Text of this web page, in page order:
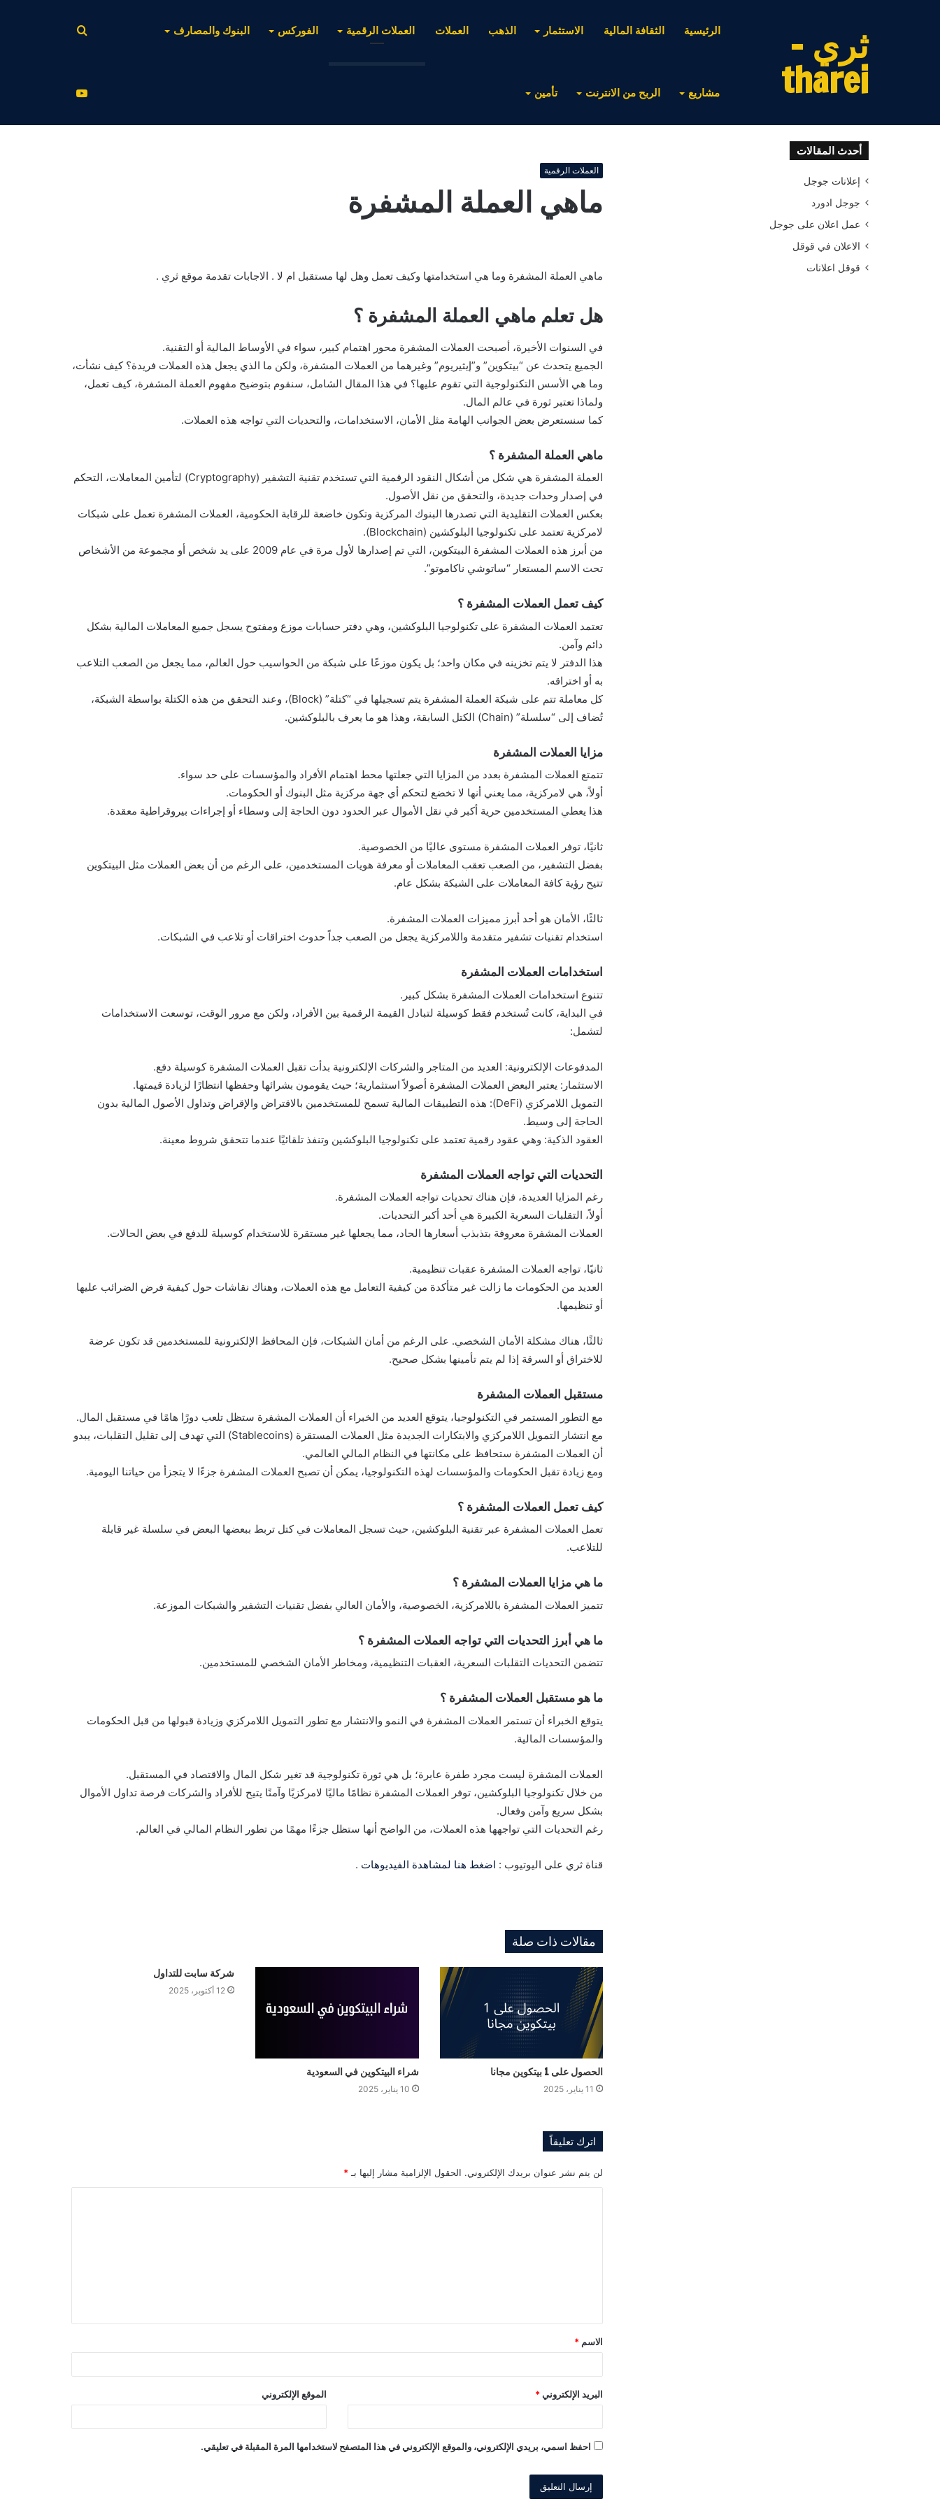
ثري -
tharei
الرئيسية الثقافة المالية الاستثمار الذهب العملات العملات الرقمية الفوركس البنوك والمصارف
مشاريع الربح من الانترنت تأمين عن
العملات الرقمية
ماهي العملة المشفرة
ماهي العملة المشفرة وما هي استخدامتها وكيف تعمل وهل لها مستقبل ام لا . الاجابات تقدمة موقع ثري .
هل تعلم ماهي العملة المشفرة ؟
في السنوات الأخيرة، أصبحت العملات المشفرة محور اهتمام كبير، سواء في الأوساط المالية أو التقنية.
الجميع يتحدث عن “بيتكوين” و”إيثيريوم” وغيرهما من العملات المشفرة، ولكن ما الذي يجعل هذه العملات فريدة؟ كيف نشأت،
وما هي الأسس التكنولوجية التي تقوم عليها؟ في هذا المقال الشامل، سنقوم بتوضيح مفهوم العملة المشفرة، كيف تعمل،
ولماذا تعتبر ثورة في عالم المال.
كما سنستعرض بعض الجوانب الهامة مثل الأمان، الاستخدامات، والتحديات التي تواجه هذه العملات.
ماهي العملة المشفرة ؟
العملة المشفرة هي شكل من أشكال النقود الرقمية التي تستخدم تقنية التشفير (Cryptography) لتأمين المعاملات، التحكم
في إصدار وحدات جديدة، والتحقق من نقل الأصول.
بعكس العملات التقليدية التي تصدرها البنوك المركزية وتكون خاضعة للرقابة الحكومية، العملات المشفرة تعمل على شبكات
لامركزية تعتمد على تكنولوجيا البلوكشين (Blockchain).
من أبرز هذه العملات المشفرة البيتكوين، التي تم إصدارها لأول مرة في عام 2009 على يد شخص أو مجموعة من الأشخاص
تحت الاسم المستعار “ساتوشي ناكاموتو”.
كيف تعمل العملات المشفرة ؟
تعتمد العملات المشفرة على تكنولوجيا البلوكشين، وهي دفتر حسابات موزع ومفتوح يسجل جميع المعاملات المالية بشكل
دائم وآمن.
هذا الدفتر لا يتم تخزينه في مكان واحد؛ بل يكون موزعًا على شبكة من الحواسيب حول العالم، مما يجعل من الصعب التلاعب
به أو اختراقه.
كل معاملة تتم على شبكة العملة المشفرة يتم تسجيلها في “كتلة” (Block)، وعند التحقق من هذه الكتلة بواسطة الشبكة،
تُضاف إلى “سلسلة” (Chain) الكتل السابقة، وهذا هو ما يعرف بالبلوكشين.
مزايا العملات المشفرة
تتمتع العملات المشفرة بعدد من المزايا التي جعلتها محط اهتمام الأفراد والمؤسسات على حد سواء.
أولاً، هي لامركزية، مما يعني أنها لا تخضع لتحكم أي جهة مركزية مثل البنوك أو الحكومات.
هذا يعطي المستخدمين حرية أكبر في نقل الأموال عبر الحدود دون الحاجة إلى وسطاء أو إجراءات بيروقراطية معقدة.
ثانيًا، توفر العملات المشفرة مستوى عاليًا من الخصوصية.
بفضل التشفير، من الصعب تعقب المعاملات أو معرفة هويات المستخدمين، على الرغم من أن بعض العملات مثل البيتكوين
تتيح رؤية كافة المعاملات على الشبكة بشكل عام.
ثالثًا، الأمان هو أحد أبرز مميزات العملات المشفرة.
استخدام تقنيات تشفير متقدمة واللامركزية يجعل من الصعب جداً حدوث اختراقات أو تلاعب في الشبكات.
استخدامات العملات المشفرة
تتنوع استخدامات العملات المشفرة بشكل كبير.
في البداية، كانت تُستخدم فقط كوسيلة لتبادل القيمة الرقمية بين الأفراد، ولكن مع مرور الوقت، توسعت الاستخدامات
لتشمل:
المدفوعات الإلكترونية: العديد من المتاجر والشركات الإلكترونية بدأت تقبل العملات المشفرة كوسيلة دفع.
الاستثمار: يعتبر البعض العملات المشفرة أصولاً استثمارية؛ حيث يقومون بشرائها وحفظها انتظارًا لزيادة قيمتها.
التمويل اللامركزي (DeFi): هذه التطبيقات المالية تسمح للمستخدمين بالاقتراض والإقراض وتداول الأصول المالية بدون
الحاجة إلى وسيط.
العقود الذكية: وهي عقود رقمية تعتمد على تكنولوجيا البلوكشين وتنفذ تلقائيًا عندما تتحقق شروط معينة.
التحديات التي تواجه العملات المشفرة
رغم المزايا العديدة، فإن هناك تحديات تواجه العملات المشفرة.
أولاً، التقلبات السعرية الكبيرة هي أحد أكبر التحديات.
العملات المشفرة معروفة بتذبذب أسعارها الحاد، مما يجعلها غير مستقرة للاستخدام كوسيلة للدفع في بعض الحالات.
ثانيًا، تواجه العملات المشفرة عقبات تنظيمية.
العديد من الحكومات ما زالت غير متأكدة من كيفية التعامل مع هذه العملات، وهناك نقاشات حول كيفية فرض الضرائب عليها
أو تنظيمها.
ثالثًا، هناك مشكلة الأمان الشخصي. على الرغم من أمان الشبكات، فإن المحافظ الإلكترونية للمستخدمين قد تكون عرضة
للاختراق أو السرقة إذا لم يتم تأمينها بشكل صحيح.
مستقبل العملات المشفرة
مع التطور المستمر في التكنولوجيا، يتوقع العديد من الخبراء أن العملات المشفرة ستظل تلعب دورًا هامًا في مستقبل المال.
مع انتشار التمويل اللامركزي والابتكارات الجديدة مثل العملات المستقرة (Stablecoins) التي تهدف إلى تقليل التقلبات، يبدو
أن العملات المشفرة ستحافظ على مكانتها في النظام المالي العالمي.
ومع زيادة تقبل الحكومات والمؤسسات لهذه التكنولوجيا، يمكن أن تصبح العملات المشفرة جزءًا لا يتجزأ من حياتنا اليومية.
كيف تعمل العملات المشفرة ؟
تعمل العملات المشفرة عبر تقنية البلوكشين، حيث تسجل المعاملات في كتل تربط ببعضها البعض في سلسلة غير قابلة
للتلاعب.
ما هي مزايا العملات المشفرة ؟
تتميز العملات المشفرة باللامركزية، الخصوصية، والأمان العالي بفضل تقنيات التشفير والشبكات الموزعة.
ما هي أبرز التحديات التي تواجه العملات المشفرة ؟
تتضمن التحديات التقلبات السعرية، العقبات التنظيمية، ومخاطر الأمان الشخصي للمستخدمين.
ما هو مستقبل العملات المشفرة ؟
يتوقع الخبراء أن تستمر العملات المشفرة في النمو والانتشار مع تطور التمويل اللامركزي وزيادة قبولها من قبل الحكومات
والمؤسسات المالية.
العملات المشفرة ليست مجرد طفرة عابرة؛ بل هي ثورة تكنولوجية قد تغير شكل المال والاقتصاد في المستقبل.
من خلال تكنولوجيا البلوكشين، توفر العملات المشفرة نظامًا ماليًا لامركزيًا وآمنًا يتيح للأفراد والشركات فرصة تداول الأموال
بشكل سريع وآمن وفعال.
رغم التحديات التي تواجهها هذه العملات، من الواضح أنها ستظل جزءًا مهمًا من تطور النظام المالي في العالم.
قناة ثري على اليوتيوب : اضغط هنا لمشاهدة الفيديوهات .
مقالات ذات صلة
الحصول على 1 بيتكوين مجانا
11 يناير، 2025
شراء البيتكوين في السعودية
10 يناير، 2025
شركة سابت للتداول
12 أكتوبر، 2025
اترك تعليقاً
لن يتم نشر عنوان بريدك الإلكتروني. الحقول الإلزامية مشار إليها بـ *
ق
*
الاسم *
البريد الإلكتروني * الموقع الإلكتروني
احفظ اسمي، بريدي الإلكتروني، والموقع الإلكتروني في هذا المتصفح لاستخدامها المرة المقبلة في تعليقي.
أحدث المقالات
إعلانات جوجل
جوجل ادورد
عمل اعلان على جوجل
الاعلان في قوقل
قوقل اعلانات